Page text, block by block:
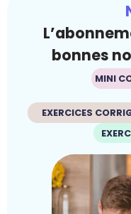
bonnes
MINI
EXERCICES